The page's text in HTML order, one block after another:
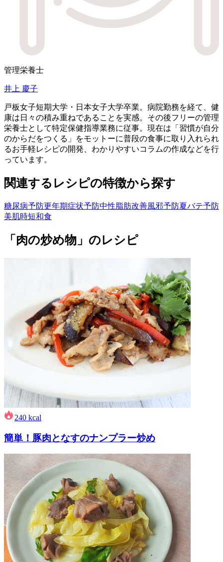
管理栄養士
井上 慶子
戸板女子短期大学・日本女子大学卒業。病院勤務を経て、健
康は日々の積み重ねであることを実感。その後フリーの管理
栄養士として特定保健指導業務に従事。現在は「習慣が自分
のからだをつくる」をモットーに普段の食事に取り入れられ
るお手軽レシピの開発、わかりやすいコラムの作成などを行
っています。
関連するレシピの特徴から探す
糖尿病予防更年期症状予防中性脂肪改善風邪予防夏バテ予防
美肌時短和食
「肉の炒め物」のレシピ
240 kcal
簡単！豚肉となすのナンプラー炒め